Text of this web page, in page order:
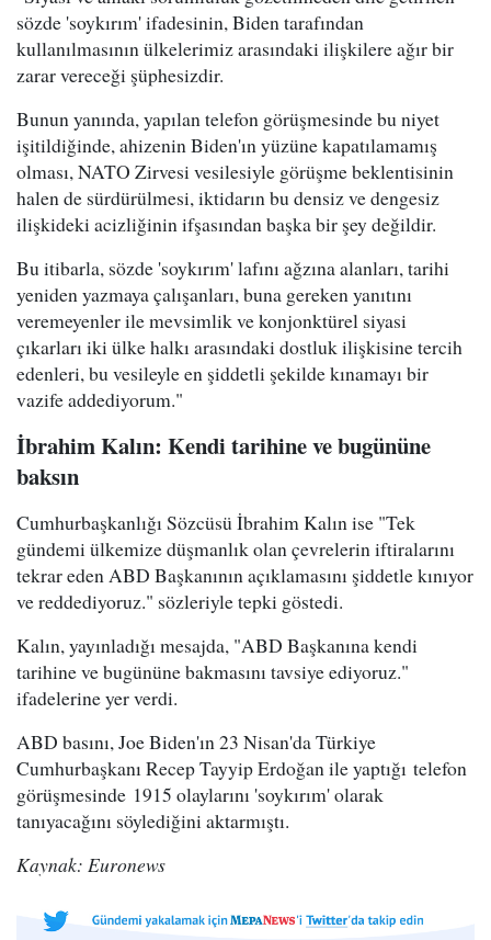
sözde 'soykırım' ifadesinin, Biden tarafından
kullanılmasının ülkelerimiz arasındaki ilişkilere ağır bir
zarar vereceği şüphesizdir.
Bunun yanında, yapılan telefon görüşmesinde bu niyet
işitildiğinde, ahizenin Biden'ın yüzüne kapatılamamış
olması, NATO Zirvesi vesilesiyle görüşme beklentisinin
halen de sürdürülmesi, iktidarın bu densiz ve dengesiz
ilişkideki acizliğinin ifşasından başka bir şey değildir.
Bu itibarla, sözde 'soykırım' lafını ağzına alanları, tarihi
yeniden yazmaya çalışanları, buna gereken yanıtını
veremeyenler ile mevsimlik ve konjonktürel siyasi
çıkarları iki ülke halkı arasındaki dostluk ilişkisine tercih
edenleri, bu vesileyle en şiddetli şekilde kınamayı bir
vazife addediyorum."
İbrahim Kalın: Kendi tarihine ve bugününe
baksın
Cumhurbaşkanlığı Sözcüsü İbrahim Kalın ise "Tek
gündemi ülkemize düşmanlık olan çevrelerin iftiralarını
tekrar eden ABD Başkanının açıklamasını şiddetle kınıyor
ve reddediyoruz." sözleriyle tepki göstedi.
Kalın, yayınladığı mesajda, "ABD Başkanına kendi
tarihine ve bugününe bakmasını tavsiye ediyoruz."
ifadelerine yer verdi.
ABD basını, Joe Biden'ın 23 Nisan'da Türkiye
Cumhurbaşkanı Recep Tayyip Erdoğan ile yaptığı telefon
görüşmesinde 1915 olaylarını 'soykırım' olarak
tanıyacağını söylediğini aktarmıştı.
Kaynak: Euronews